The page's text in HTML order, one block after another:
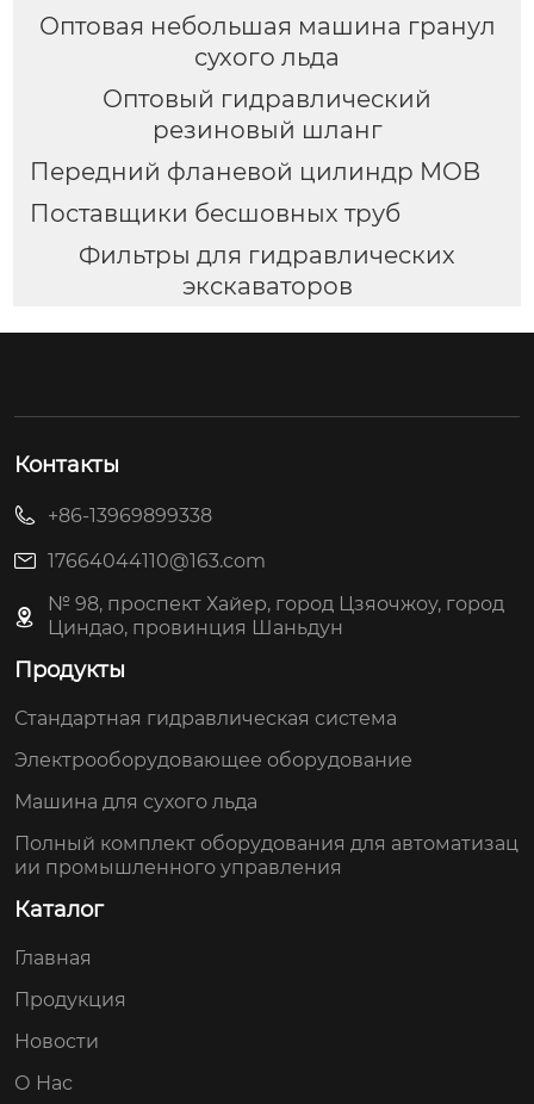
Оптовая небольшая машина гранул
сухого льда
Оптовый гидравлический
резиновый шланг
Передний фланевой цилиндр MOB
Поставщики бесшовных труб
Фильтры для гидравлических
экскаваторов
Контакты
+86-13969899338
17664044110@163.com
№ 98, проспект Хайер, город Цзяочжоу, город
Циндао, провинция Шаньдун
Продукты
Стандартная гидравлическая система
Электрооборудовающее оборудование
Машина для сухого льда
Полный комплект оборудования для автоматизац
ии промышленного управления
Каталог
Главная
Продукция
Новости
О Нас